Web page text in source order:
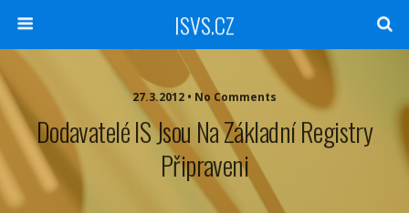
ISVS.CZ
27.3.2012 • No Comments
Dodavatelé IS Jsou Na Základní Registry
Připraveni